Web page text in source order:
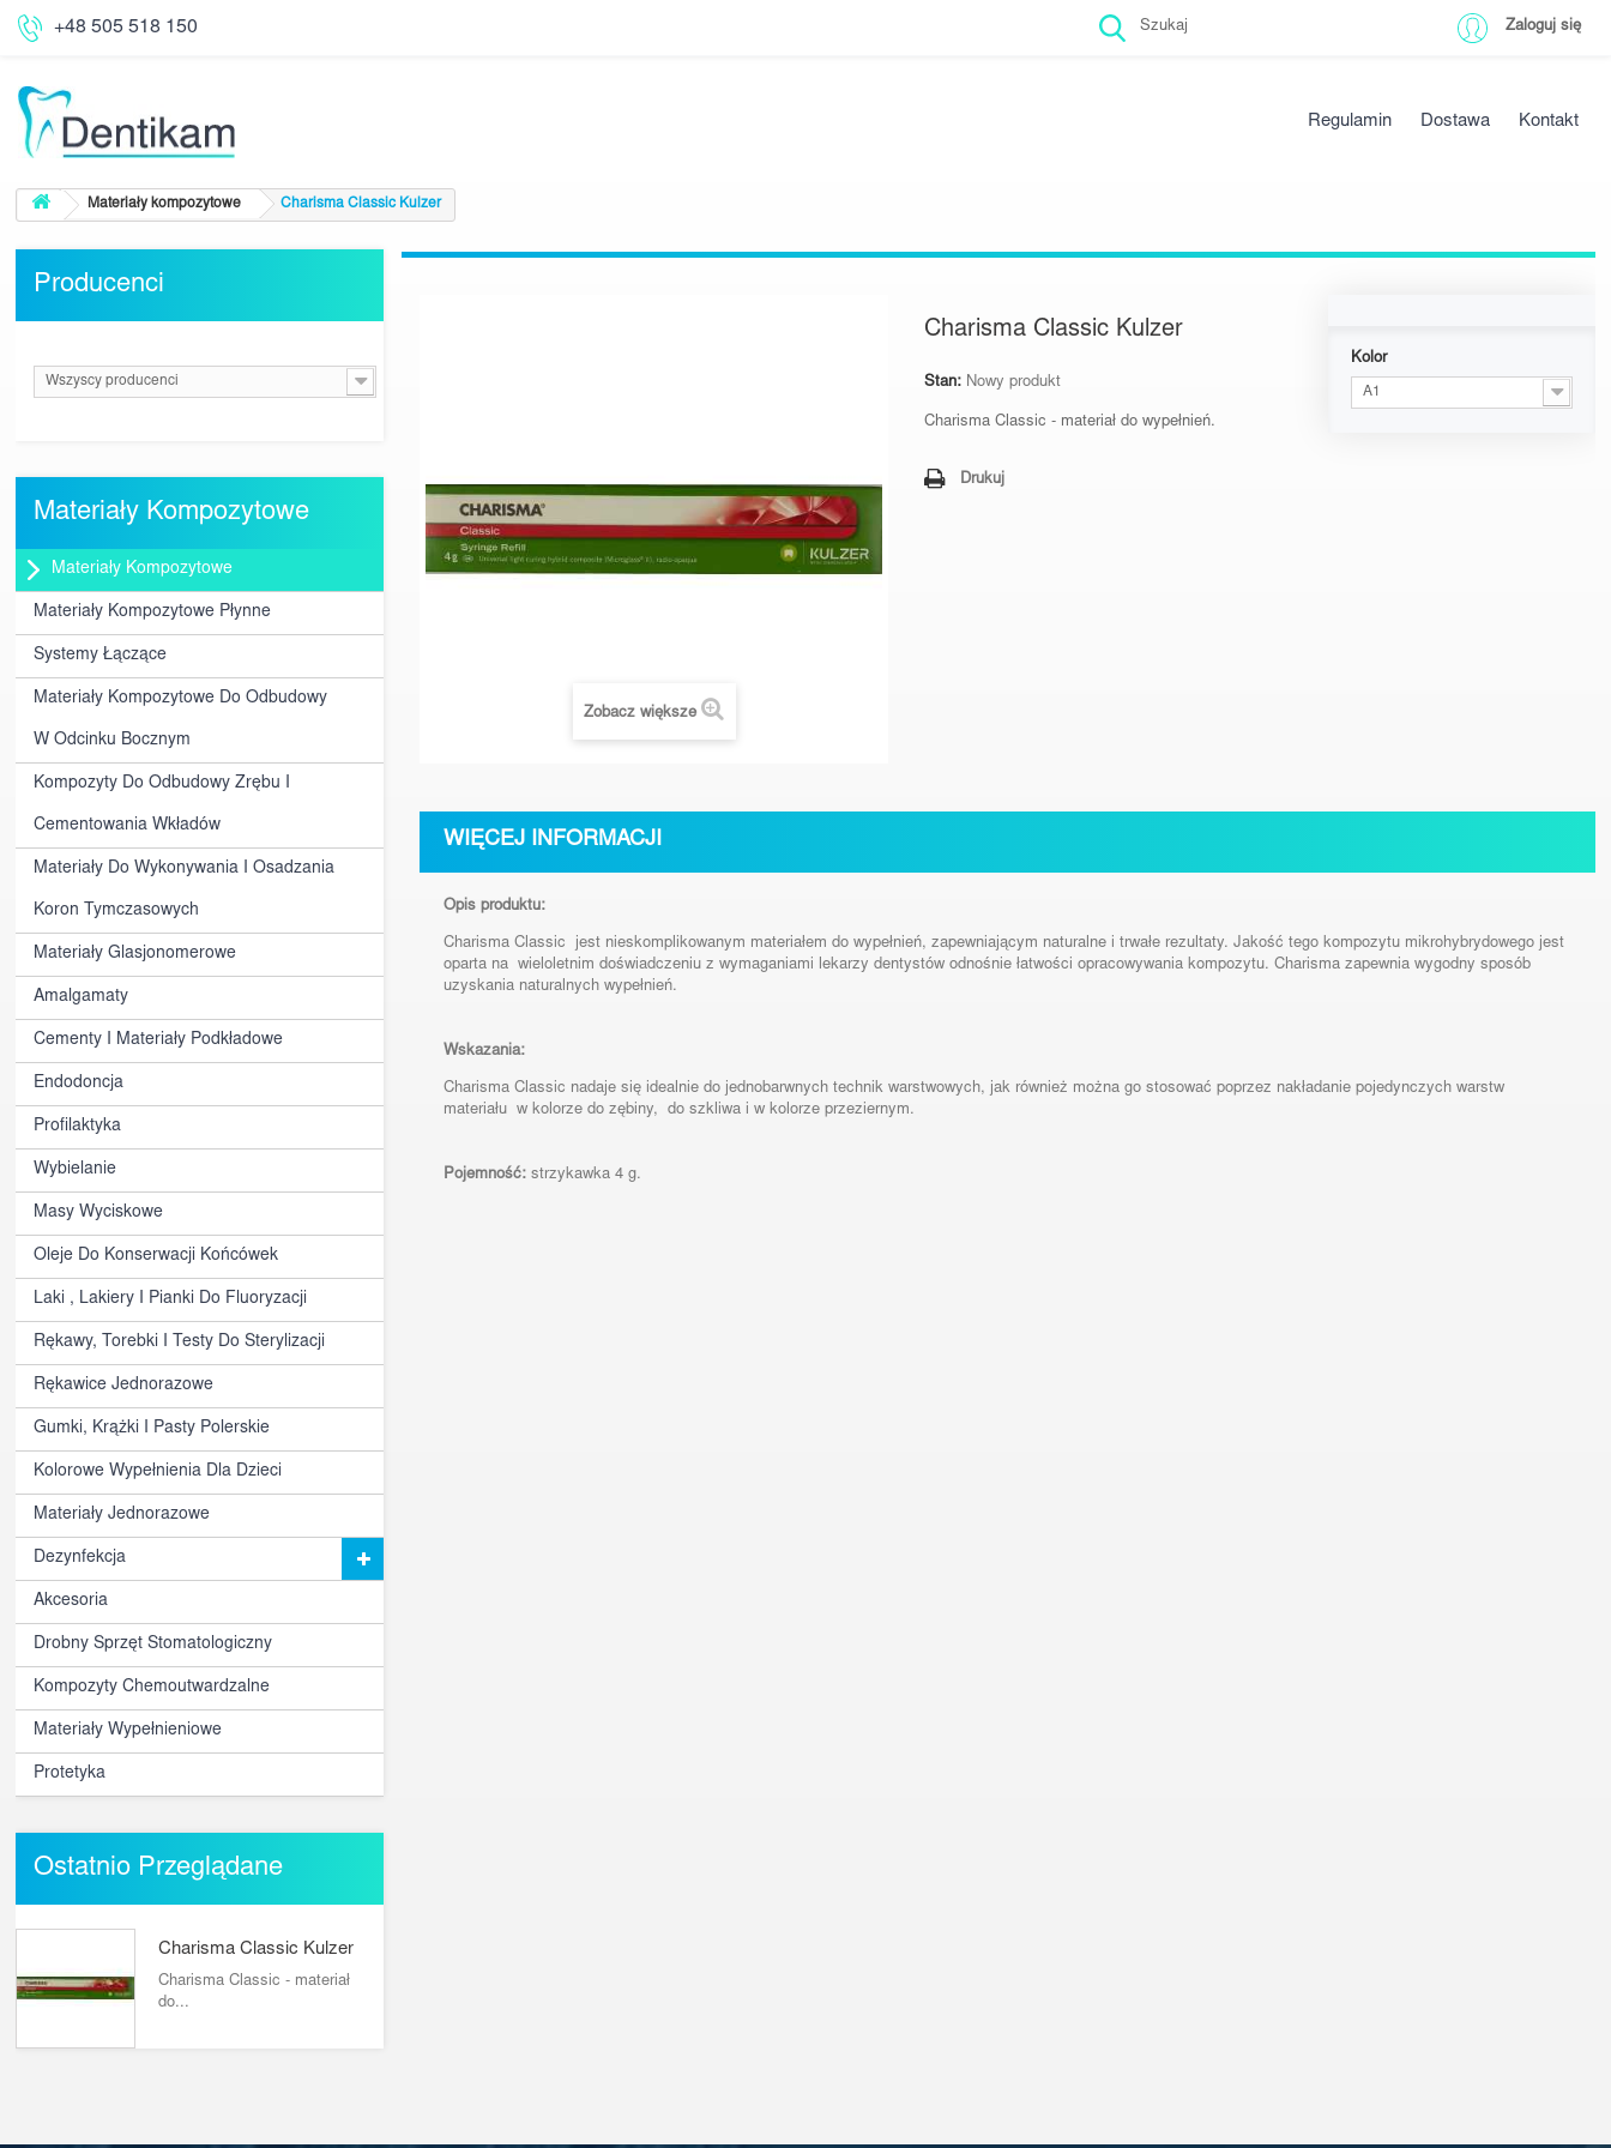
Zaloguj się
+48 505 518 150
Regulamin Dostawa Kontakt
Materiały kompozytowe Charisma Classic Kulzer
Producenci
Wszyscy producenci
Materiały Kompozytowe
Materiały Kompozytowe
Materiały Kompozytowe Płynne
Systemy Łączące
Materiały Kompozytowe Do Odbudowy
W Odcinku Bocznym
Kompozyty Do Odbudowy Zrębu I
Cementowania Wkładów
Materiały Do Wykonywania I Osadzania
Koron Tymczasowych
Materiały Glasjonomerowe
Amalgamaty
Cementy I Materiały Podkładowe
Endodoncja
Profilaktyka
Wybielanie
Masy Wyciskowe
Oleje Do Konserwacji Końcówek
Laki , Lakiery I Pianki Do Fluoryzacji
Rękawy, Torebki I Testy Do Sterylizacji
Rękawice Jednorazowe
Gumki, Krążki I Pasty Polerskie
Kolorowe Wypełnienia Dla Dzieci
Materiały Jednorazowe
Dezynfekcja
Akcesoria
Drobny Sprzęt Stomatologiczny
Kompozyty Chemoutwardzalne
Materiały Wypełnieniowe
Protetyka
Ostatnio Przeglądane
Charisma Classic Kulzer
Charisma Classic - materiał
do...
Zobacz większe
Charisma Classic Kulzer
Stan: Nowy produkt
Charisma Classic - materiał do wypełnień.
Drukuj
Kolor
A1
WIĘCEJ INFORMACJI
Opis produktu:
Charisma Classic jest nieskomplikowanym materiałem do wypełnień, zapewniającym naturalne i trwałe rezultaty. Jakość tego kompozytu mikrohybrydowego jest
oparta na wieloletnim doświadczeniu z wymaganiami lekarzy dentystów odnośnie łatwości opracowywania kompozytu. Charisma zapewnia wygodny sposób
uzyskania naturalnych wypełnień.
Wskazania:
Charisma Classic nadaje się idealnie do jednobarwnych technik warstwowych, jak również można go stosować poprzez nakładanie pojedynczych warstw
materiału w kolorze do zębiny, do szkliwa i w kolorze przeziernym.
Pojemność: strzykawka 4 g.